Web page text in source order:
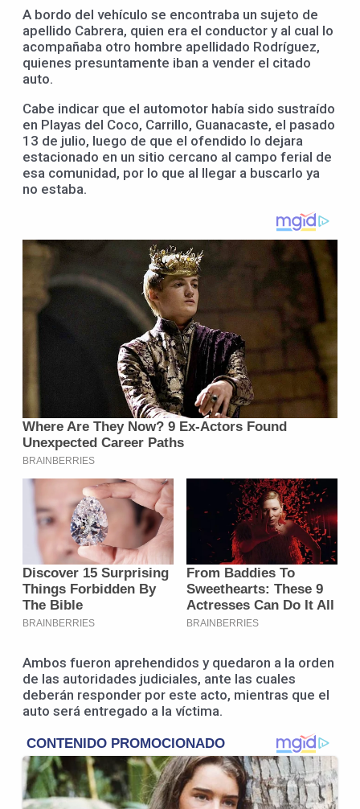
A bordo del vehículo se encontraba un sujeto de
apellido Cabrera, quien era el conductor y al cual lo
acompañaba otro hombre apellidado Rodríguez,
quienes presuntamente iban a vender el citado
auto.
Cabe indicar que el automotor había sido sustraído
en Playas del Coco, Carrillo, Guanacaste, el pasado
13 de julio, luego de que el ofendido lo dejara
estacionado en un sitio cercano al campo ferial de
esa comunidad, por lo que al llegar a buscarlo ya
no estaba.
Ambos fueron aprehendidos y quedaron a la orden
de las autoridades judiciales, ante las cuales
deberán responder por este acto, mientras que el
auto será entregado a la víctima.